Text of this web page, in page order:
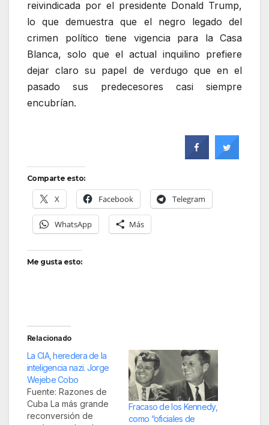
reivindicada por el presidente Donald Trump,
lo que demuestra que el negro legado del
crimen político tiene vigencia para la Casa
Blanca, solo que el actual inquilino prefiere
dejar claro su papel de verdugo que en el
pasado sus predecesores casi siempre
encubrían.
Comparte esto:
X Facebook Telegram
WhatsApp Más
Me gusta esto:
Relacionado
La CIA, heredera de la
inteligencia nazi. Jorge
Wejebe Cobo
Fuente: Razones de
Cuba La más grande
reconversión de
Fracaso de los Kennedy,
como “oficiales de